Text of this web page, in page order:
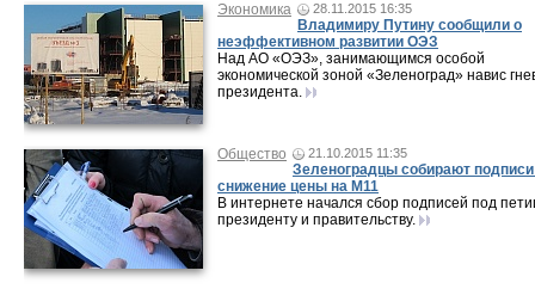
Экономика 28.11.2015 16:35
Владимиру Путину сообщили о
неэффективном развитии ОЭЗ
Над АО «ОЭЗ», занимающимся особой
экономической зоной «Зеленоград» навис
президента.
Общество 21.10.2015 11:35
Зеленоградцы собирают подписи
снижение цены на М11
В интернете начался сбор подписей под
президенту и правительству.